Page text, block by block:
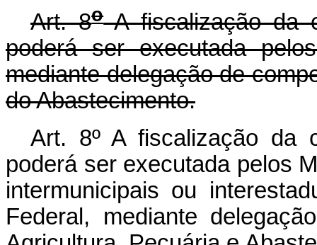
Art. 8oA fiscalização da
poderá ser executada
mediante delegação de
do Abastecimento.
Art. 8º A fiscalização da
poderá ser executada pelos
intermunicipais ou
Federal, mediante